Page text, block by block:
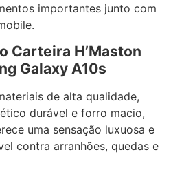
importantes junto com
Carteira H’Maston
Galaxy A10s
de alta qualidade,
durável e forro macio,
uma sensação luxuosa e
contra arranhões, quedas e